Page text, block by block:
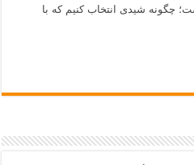
چگونه شیدی انتخاب کنیم که با